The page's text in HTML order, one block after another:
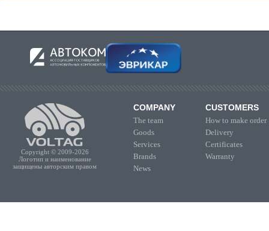
Copyright © 2009-2026
Логотип и наименование
защищены авторским правом
COMPANY
The team
Goods
Services
Brands
News
CUSTOMERS
How to make order
Delivery
Certificates
Warranty